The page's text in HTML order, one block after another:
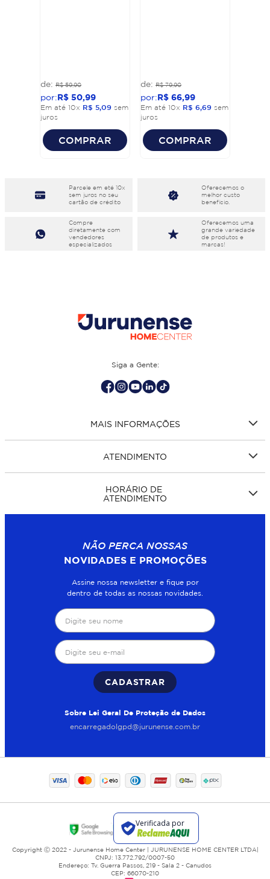
R$ 59,90
R$ 50,99
Em até 10x R$ 5,09 sem
juros
COMPRAR
R$ 79,90
R$ 66,99
Em até 10x R$ 6,69 sem
juros
COMPRAR
Parcele em eté 10x
sem juros no seu
cartão de crédito
Oferecemos o
melhor custo
benefício.
Compre
diretamente com
vendedores
especializados
Oferecemos uma
grande variedade
de produtos e
marcas!
Siga a Gente:
MAIS INFORMAÇÕES
ATENDIMENTO
HORÁRIO DE
ATENDIMENTO
NÃO PERCA NOSSAS
NOVIDADES E PROMOÇÕES
Assine nossa newsletter e fique por
dentro de todas as nossas novidades.
CADASTRAR
Sobre Lei Geral De Proteção de Dados
encarregadolgpd@jurunense.com.br
Copyright Ⓒ 2022 - Jurunense Home Center | JURUNENSE HOME CENTER LTDA|
CNPJ: 13.772.792/0007-50
Endereço: Tv. Guerra Passos, 219 - Sala 2 - Canudos
CEP: 66070-210